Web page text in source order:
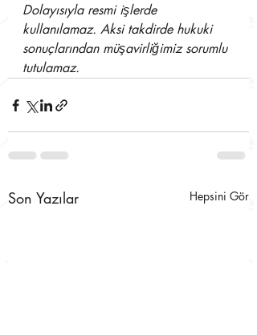
Dolayısıyla resmi işlerde
kullanılamaz. Aksi takdirde hukuki
sonuçlarından müşavirliğimiz sorumlu
tutulamaz.
Son Yazılar Hepsini Gör